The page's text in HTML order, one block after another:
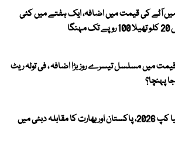
آٹے کی قیمت میں اضافہ، ایک ہفتے میں کئی
میں مسلسل تیسرے روز بڑا اضافہ ، فی تولہ ریٹ
پہنچا؟
ویمنز ایشیا کپ 2026، پاکستان اور بھارت کا مقابلہ دبئی میں